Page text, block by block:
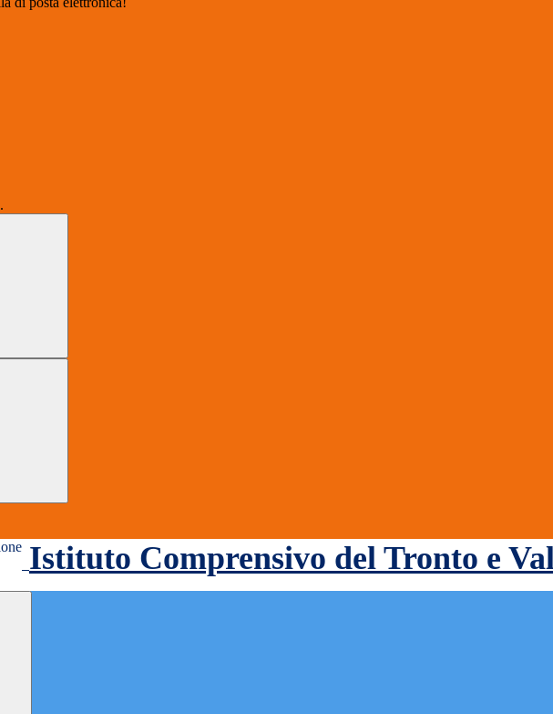
Istituto Comprensivo del Tronto e